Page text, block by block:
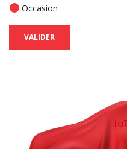
Occasion
VALIDER